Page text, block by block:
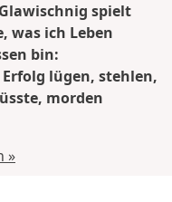
spielt
was ich Leben
bin:
lügen, stehlen,
morden
»